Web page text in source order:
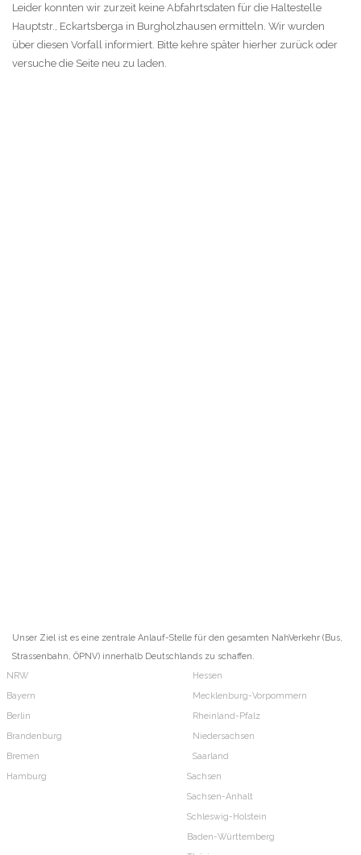
Leider konnten wir zurzeit keine Abfahrtsdaten für die Haltestelle
Hauptstr., Eckartsberga in Burgholzhausen ermitteln. Wir wurden
über diesen Vorfall informiert. Bitte kehre später hierher zurück oder
versuche die Seite neu zu laden.
Unser Ziel ist es eine zentrale Anlauf-Stelle für den gesamten NahVerkehr (Bus,
Strassenbahn, ÖPNV) innerhalb Deutschlands zu schaffen.
NRW
Bayern
Berlin
Brandenburg
Bremen
Hamburg
Hessen
Mecklenburg-Vorpommern
Rheinland-Pfalz
Niedersachsen
Saarland
Sachsen
Sachsen-Anhalt
Schleswig-Holstein
Baden-Württemberg